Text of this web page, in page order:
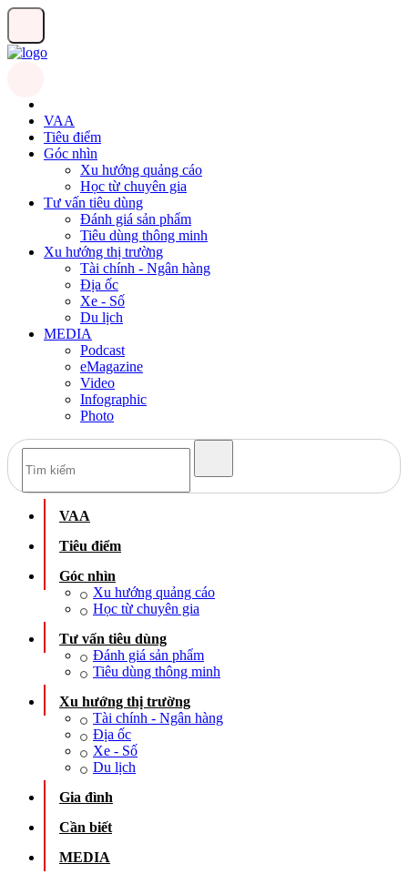
VAA
Tiêu điểm
Góc nhìn
Xu hướng quảng cáo
Học từ chuyên gia
Tư vấn tiêu dùng
Đánh giá sản phẩm
Tiêu dùng thông minh
Xu hướng thị trường
Tài chính - Ngân hàng
Địa ốc
Xe - Số
Du lịch
MEDIA
Podcast
eMagazine
Video
Infographic
Photo
VAA
Tiêu điểm
Góc nhìn
Xu hướng quảng cáo
Học từ chuyên gia
Tư vấn tiêu dùng
Đánh giá sản phẩm
Tiêu dùng thông minh
Xu hướng thị trường
Tài chính - Ngân hàng
Địa ốc
Xe - Số
Du lịch
Gia đình
Cần biết
MEDIA